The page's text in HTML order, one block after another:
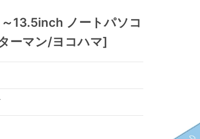
13.5inch ノートパソコ
ーマン/ヨコハマ]